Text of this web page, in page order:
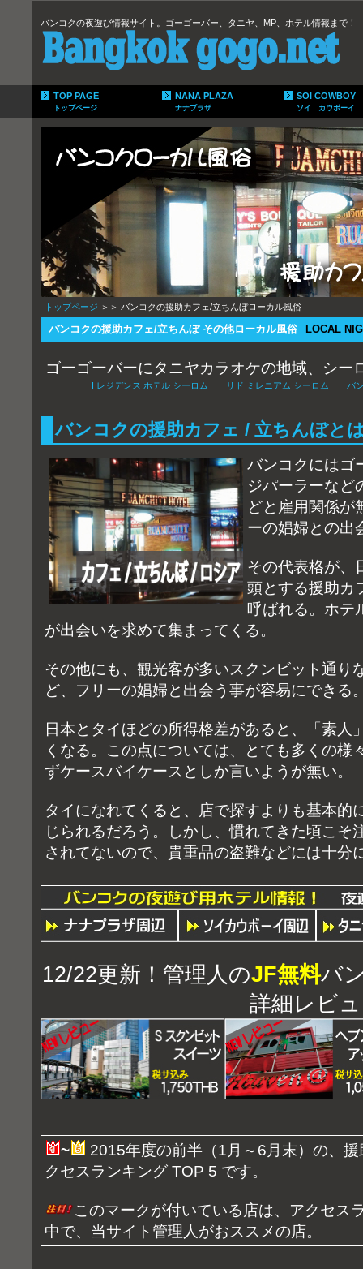
バンコクの夜遊び情報サイト。ゴーゴーバー、タニヤ、MP、ホテル情報まで！
トップページ ＞＞ バンコクの援助カフェ/立ちんぼローカル風俗
バンコクの援助カフェ/立ちんぼ その他ローカル風俗 LOCAL
ゴーゴーバーにタニヤカラオケの地域、シー
I レジデンス ホテル シーロム リド ミレニアム シーロム バ
バンコクの援助カフェ / 立ちんぼと
バンコクにはゴ
ジパーラーなど
どと雇用関係が
ーの娼婦との出
その代表格が、
頭とする援助カ
呼ばれる。ホテ
が出会いを求めて集まってくる。
その他にも、観光客が多いスクンビット通り
ど、フリーの娼婦と出会う事が容易にできる
日本とタイほどの所得格差があると、「素人
くなる。この点については、とても多くの様
ずケースバイケースとしか言いようが無い。
タイになれてくると、店で探すよりも基本的
じられるだろう。しかし、慣れてきた頃こそ
されてないので、貴重品の盗難などには十分
12/22更新！管理人のJF無料バ
詳細レビ
~
2015年度の前半（1月～6月末）の、
クセスランキング TOP 5 です。
このマークが付いている店は、アクセス
中で、当サイト管理人がおススメの店。
TOP PAGE
トップページ
NANA PLAZA
ナナプラザ
SOI COWBOY
ソイ カウボーイ